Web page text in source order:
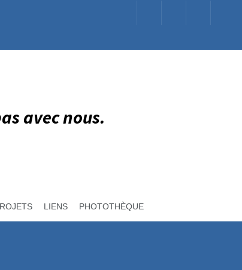
avec nous.
LIENS PHOTOTHÈQUE